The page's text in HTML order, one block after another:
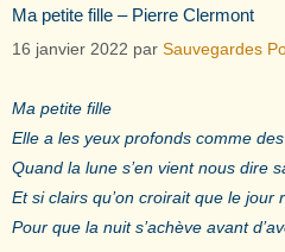
Ma petite fille – Pierre Clermont
16 janvier 2022 par Sauvegardes
Ma petite fille
Elle a les yeux profonds comme des
Quand la lune s’en vient nous dire
Et si clairs qu’on croirait que le jour
Pour que la nuit s’achève avant